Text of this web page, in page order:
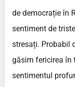
de democrație în
sentiment de
stresați. Probabil
găsim fericirea în
sentimentul